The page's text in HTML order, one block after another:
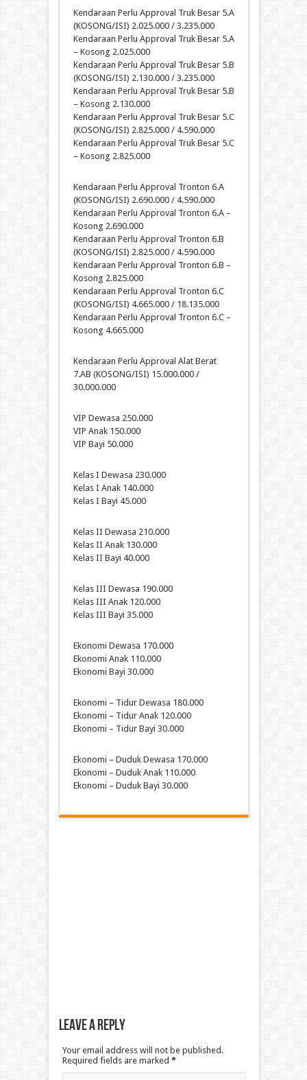
Kendaraan Perlu Approval Truk Besar 5.A
(KOSONG/ISI) 2.025.000 / 3.235.000
Kendaraan Perlu Approval Truk Besar 5.A
– Kosong 2.025.000
Kendaraan Perlu Approval Truk Besar 5.B
(KOSONG/ISI) 2.130.000 / 3.235.000
Kendaraan Perlu Approval Truk Besar 5.B
– Kosong 2.130.000
Kendaraan Perlu Approval Truk Besar 5.C
(KOSONG/ISI) 2.825.000 / 4.590.000
Kendaraan Perlu Approval Truk Besar 5.C
– Kosong 2.825.000
Kendaraan Perlu Approval Tronton 6.A
(KOSONG/ISI) 2.690.000 / 4.590.000
Kendaraan Perlu Approval Tronton 6.A –
Kosong 2.690.000
Kendaraan Perlu Approval Tronton 6.B
(KOSONG/ISI) 2.825.000 / 4.590.000
Kendaraan Perlu Approval Tronton 6.B –
Kosong 2.825.000
Kendaraan Perlu Approval Tronton 6.C
(KOSONG/ISI) 4.665.000 / 18.135.000
Kendaraan Perlu Approval Tronton 6.C –
Kosong 4.665.000
Kendaraan Perlu Approval Alat Berat
7.AB (KOSONG/ISI) 15.000.000 /
30.000.000
VIP Dewasa 250.000
VIP Anak 150.000
VIP Bayi 50.000
Kelas I Dewasa 230.000
Kelas I Anak 140.000
Kelas I Bayi 45.000
Kelas II Dewasa 210.000
Kelas II Anak 130.000
Kelas II Bayi 40.000
Kelas III Dewasa 190.000
Kelas III Anak 120.000
Kelas III Bayi 35.000
Ekonomi Dewasa 170.000
Ekonomi Anak 110.000
Ekonomi Bayi 30.000
Ekonomi – Tidur Dewasa 180.000
Ekonomi – Tidur Anak 120.000
Ekonomi – Tidur Bayi 30.000
Ekonomi – Duduk Dewasa 170.000
Ekonomi – Duduk Anak 110.000
Ekonomi – Duduk Bayi 30.000
Leave a Reply
Your email address will not be published.
Required fields are marked *